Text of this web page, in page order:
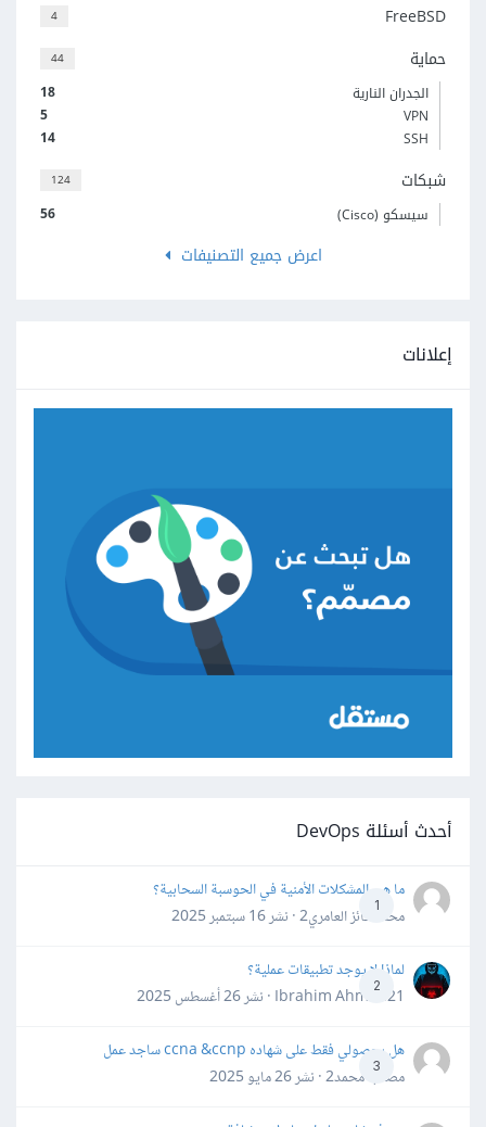
4 FreeBSD
44 حماية
18
الجدران النارية
5
VPN
14
SSH
124 شبكات
56 سيسكو (Cisco)
اعرض جميع التصنيفات
إعلانات
أحدث أسئلة DevOps
1
ما هي المشكلات الأمنية في الحوسبة السحابية؟
محمد فائز العامري2 · نشر
16 سبتمبر 2025
2
لماذا لا يوجد تطبيقات عملية؟
Ibrahim Ahmed21 · نشر
26 أغسطس 2025
3
هل بحصولي فقط على شهاده ccna &ccnp ساجد عمل
مصعب محمد2 · نشر
26 مايو 2025